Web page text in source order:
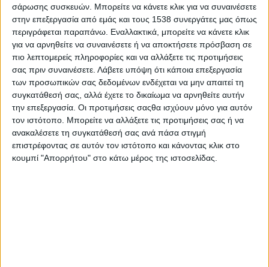
σάρωσης συσκευών. Μπορείτε να κάνετε κλικ για να συναινέσετε
στην επεξεργασία από εμάς και τους 1538 συνεργάτες μας όπως
περιγράφεται παραπάνω. Εναλλακτικά, μπορείτε να κάνετε κλικ
για να αρνηθείτε να συναινέσετε ή να αποκτήσετε πρόσβαση σε
πιο λεπτομερείς πληροφορίες και να αλλάξετε τις προτιμήσεις
σας πριν συναινέσετε. Λάβετε υπόψη ότι κάποια επεξεργασία
των προσωπικών σας δεδομένων ενδέχεται να μην απαιτεί τη
συγκατάθεσή σας, αλλά έχετε το δικαίωμα να αρνηθείτε αυτήν
την επεξεργασία. Οι προτιμήσεις σαςθα ισχύουν μόνο για αυτόν
τον ιστότοπο. Μπορείτε να αλλάξετε τις προτιμήσεις σας ή να
ανακαλέσετε τη συγκατάθεσή σας ανά πάσα στιγμή
επιστρέφοντας σε αυτόν τον ιστότοπο και κάνοντας κλικ στο
κουμπί "Απορρήτου" στο κάτω μέρος της ιστοσελίδας.
«Δύσκολο Καιρό για Πρίγκιπες», μέχρι το
«Ανθολόγιο για Μικρούς και Μεγάλους». Από
το «Να την Προσέχεις» μέχρι την ξεσηκωτική
εκδοχή του «Ξημερώνει και Βραδιάζει» του
Βασίλη Τσιτσάνη, που παρουσίασαν πρώτη
φορά στα live τους την περασμένη χρονιά. Και
από την «Κλεψύδρα» μέχρι την πρόσφατη
επιτυχία τους «Μετανιώνω», όλα τα
τραγούδια που αγαπήθηκαν από το κοινό,
«ανακατεμένα» με τον τρόπο που μόνο οι